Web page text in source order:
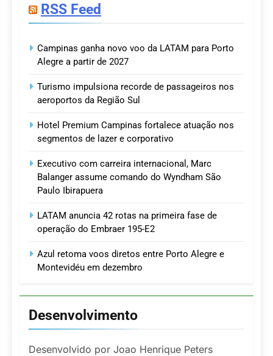
RSS Feed
Campinas ganha novo voo da LATAM para Porto
Alegre a partir de 2027
Turismo impulsiona recorde de passageiros nos
aeroportos da Região Sul
Hotel Premium Campinas fortalece atuação nos
segmentos de lazer e corporativo
Executivo com carreira internacional, Marc
Balanger assume comando do Wyndham São
Paulo Ibirapuera
LATAM anuncia 42 rotas na primeira fase de
operação do Embraer 195-E2
Azul retoma voos diretos entre Porto Alegre e
Montevidéu em dezembro
Desenvolvimento
Desenvolvido por Joao Henrique Peters